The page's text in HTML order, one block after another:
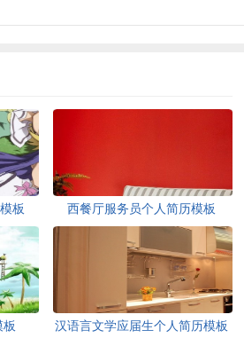
板
西餐厅服务员个人简历模板
汉语言文学应届生个人简历模板